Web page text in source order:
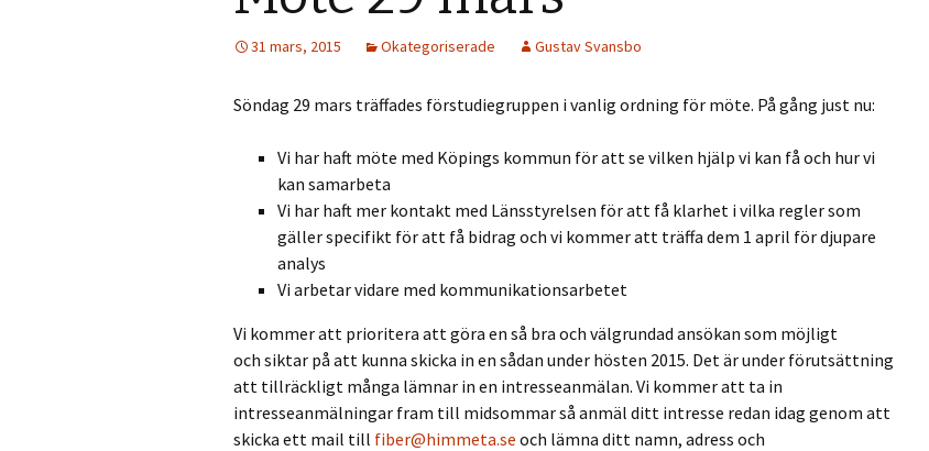
31 mars, 2015 Okategoriserade Gustav Svansbo
Söndag 29 mars träffades förstudiegruppen i vanlig ordning för möte. På gång just nu:
Vi har haft möte med Köpings kommun för att se vilken hjälp vi kan få och hur vi
kan samarbeta
Vi har haft mer kontakt med Länsstyrelsen för att få klarhet i vilka regler som
gäller specifikt för att få bidrag och vi kommer att träffa dem 1 april för djupare
analys
Vi arbetar vidare med kommunikationsarbetet
Vi kommer att prioritera att göra en så bra och välgrundad ansökan som möjligt
och siktar på att kunna skicka in en sådan under hösten 2015. Det är under förutsättning
att tillräckligt många lämnar in en intresseanmälan. Vi kommer att ta in
intresseanmälningar fram till midsommar så anmäl ditt intresse redan idag genom att
skicka ett mail till fiber@himmeta.se och lämna ditt namn, adress och